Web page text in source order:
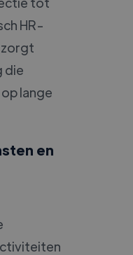
HR-
zorgt
die
lange
en